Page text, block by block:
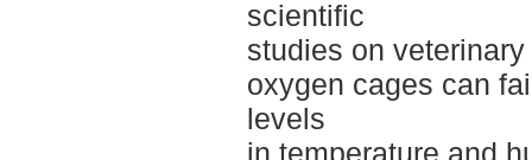
scientific
studies on
oxygen cages can
levels
in temperature and